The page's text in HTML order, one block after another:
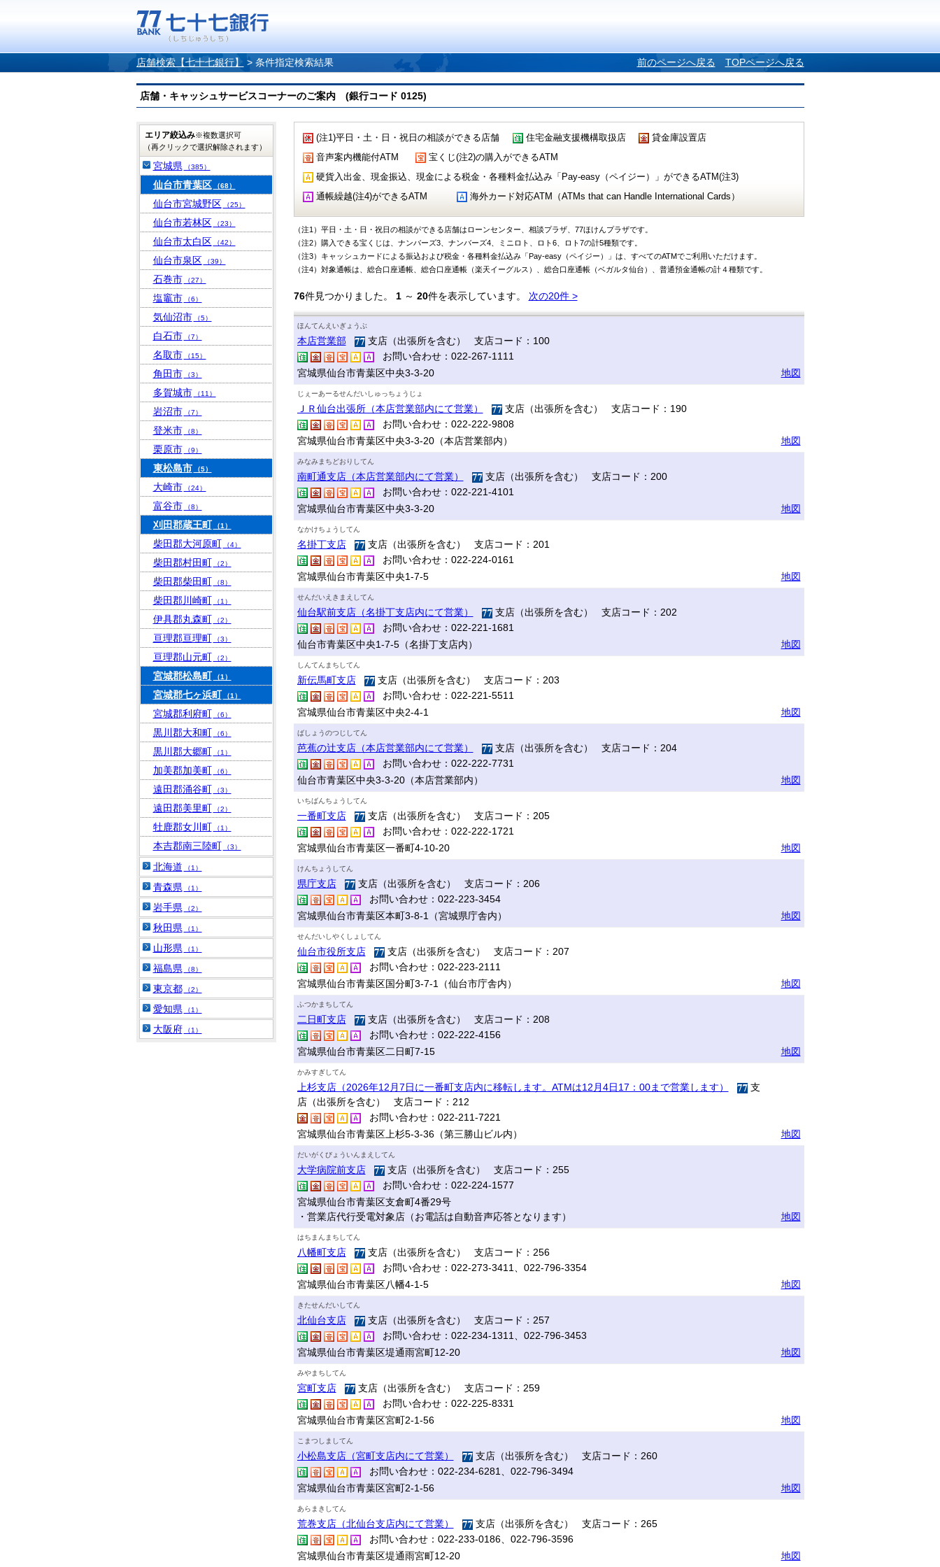
店舗検索【七十七銀行】 > 条件指定検索結果 前のページへ戻る TOPページへ戻る
店舗・キャッシュサービスコーナーのご案内 (銀行コード 0125)
(注1)平日・土・日・祝日の相談ができる店舗 住宅金融支援機構取扱店
貸金庫設置店
音声案内機能付ATM
宝くじ(注2)の購入ができるATM
硬貨入出金、現金振込、現金による税金・各種料金払込み「Pay-easy（ペイジー）」ができるATM(注3)
通帳繰越(注4)ができるATM
海外カード対応ATM（ATMs that can Handle International Cards）
（注1）平日・土・日・祝日の相談ができる店舗はローンセンター、相談プラザ、77ほけんプラザです。
（注2）購入できる宝くじは、ナンバーズ3、ナンバーズ4、ミニロト、ロト6、ロト7の計5種類です。
（注3）キャッシュカードによる振込および税金・各種料金払込み「Pay-easy（ペイジー）」は、すべてのATMでご利用いただけます。
（注4）対象通帳は、総合口座通帳、総合口座通帳（楽天イーグルス）、総合口座通帳（ベガルタ仙台）、普通預金通帳の計４種類です。
76件見つかりました。 1～ 20件を表示しています。 次の20件 >
ほんてんえいぎょうぶ
本店営業部
支店（出張所を含む） 支店コード：100
お問い合わせ：022-267-1111
宮城県仙台市青葉区中央3-3-20
地図
じぇーあーるせんだいしゅっちょうじょ
ＪＲ仙台出張所（本店営業部内にて営業）
支店（出張所を含む） 支店コード：190
お問い合わせ：022-222-9808
宮城県仙台市青葉区中央3-3-20（本店営業部内）
地図
みなみまちどおりしてん
南町通支店（本店営業部内にて営業）
支店（出張所を含む） 支店コード：200
お問い合わせ：022-221-4101
宮城県仙台市青葉区中央3-3-20
地図
なかけちょうしてん
名掛丁支店
支店（出張所を含む） 支店コード：201
お問い合わせ：022-224-0161
宮城県仙台市青葉区中央1-7-5
地図
せんだいえきまえしてん
仙台駅前支店（名掛丁支店内にて営業）
支店（出張所を含む） 支店コード：202
お問い合わせ：022-221-1681
仙台市青葉区中央1-7-5（名掛丁支店内）
地図
しんてんまちしてん
新伝馬町支店
支店（出張所を含む） 支店コード：203
お問い合わせ：022-221-5511
宮城県仙台市青葉区中央2-4-1
地図
ばしょうのつじしてん
芭蕉の辻支店（本店営業部内にて営業）
支店（出張所を含む） 支店コード：204
お問い合わせ：022-222-7731
仙台市青葉区中央3-3-20（本店営業部内）
地図
いちばんちょうしてん
一番町支店
支店（出張所を含む） 支店コード：205
お問い合わせ：022-222-1721
宮城県仙台市青葉区一番町4-10-20
地図
けんちょうしてん
県庁支店
支店（出張所を含む） 支店コード：206
お問い合わせ：022-223-3454
宮城県仙台市青葉区本町3-8-1（宮城県庁舎内）
地図
せんだいしやくしょしてん
仙台市役所支店
支店（出張所を含む） 支店コード：207
お問い合わせ：022-223-2111
宮城県仙台市青葉区国分町3-7-1（仙台市庁舎内）
地図
ふつかまちしてん
二日町支店
支店（出張所を含む） 支店コード：208
お問い合わせ：022-222-4156
宮城県仙台市青葉区二日町7-15
地図
かみすぎしてん
上杉支店（2026年12月7日に一番町支店内に移転します。ATMは12月4日17：00まで営業します）
支
店（出張所を含む） 支店コード：212
お問い合わせ：022-211-7221
宮城県仙台市青葉区上杉5-3-36（第三勝山ビル内）
地図
だいがくびょういんまえしてん
大学病院前支店
支店（出張所を含む） 支店コード：255
お問い合わせ：022-224-1577
宮城県仙台市青葉区支倉町4番29号
・営業店代行受電対象店（お電話は自動音声応答となります）
地図
はちまんまちしてん
八幡町支店
支店（出張所を含む） 支店コード：256
お問い合わせ：022-273-3411、022-796-3354
宮城県仙台市青葉区八幡4-1-5
地図
きたせんだいしてん
北仙台支店
支店（出張所を含む） 支店コード：257
お問い合わせ：022-234-1311、022-796-3453
宮城県仙台市青葉区堤通雨宮町12-20
地図
みやまちしてん
宮町支店
支店（出張所を含む） 支店コード：259
お問い合わせ：022-225-8331
宮城県仙台市青葉区宮町2-1-56
地図
こまつしましてん
小松島支店（宮町支店内にて営業）
支店（出張所を含む） 支店コード：260
お問い合わせ：022-234-6281、022-796-3494
宮城県仙台市青葉区宮町2-1-56
地図
あらまきしてん
荒巻支店（北仙台支店内にて営業）
支店（出張所を含む） 支店コード：265
お問い合わせ：022-233-0186、022-796-3596
宮城県仙台市青葉区堤通雨宮町12-20
地図
エリア絞込み※複数選択可
（再クリックで選択解除されます）
宮城県 （385）
仙台市青葉区 （68）
仙台市宮城野区 （25）
仙台市若林区 （23）
仙台市太白区 （42）
仙台市泉区 （39）
石巻市 （27）
塩竈市 （6）
気仙沼市 （5）
白石市 （7）
名取市 （15）
角田市 （3）
多賀城市 （11）
岩沼市 （7）
登米市 （8）
栗原市 （9）
東松島市 （5）
大崎市 （24）
富谷市 （8）
刈田郡蔵王町 （1）
柴田郡大河原町 （4）
柴田郡村田町 （2）
柴田郡柴田町 （8）
柴田郡川崎町 （1）
伊具郡丸森町 （2）
亘理郡亘理町 （3）
亘理郡山元町 （2）
宮城郡松島町 （1）
宮城郡七ヶ浜町 （1）
宮城郡利府町 （6）
黒川郡大和町 （6）
黒川郡大郷町 （1）
加美郡加美町 （6）
遠田郡涌谷町 （3）
遠田郡美里町 （2）
牡鹿郡女川町 （1）
本吉郡南三陸町 （3）
北海道 （1）
青森県 （1）
岩手県 （2）
秋田県 （1）
山形県 （1）
福島県 （8）
東京都 （2）
愛知県 （1）
大阪府 （1）